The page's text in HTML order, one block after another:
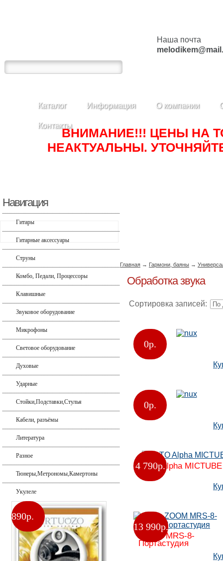
Наша почта
Каталог Информация О компании
Контакты
ВНИМАНИЕ!!! ЦЕНЫ НА
НЕАКТУАЛЬНЫ.
Навигация
Гитары
Гитарные аксессуары
Струны
Комбо, Педали, Процессоры
Клавишные
Звуковое оборудование
Микрофоны
Световое оборудование
Духовые
Ударные
Стойки,Подставки,Стулья
Кабели, разъёмы
Литература
Разное
Тюнеры,Метрономы,Камертоны
Укулеле
890р.
Главная → Гармони, баяны →
Обработка звука
Сортировка записей:
0р.
nux
0р.
nux
4 790р.
ALTO Alpha MICTUBE
13 990р.
ZOOM MRS-8-
Портастудия